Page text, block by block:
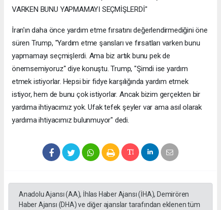
VARKEN BUNU YAPMAMAYI SEÇMİŞLERDİ"
İran'ın daha önce yardım etme fırsatını değerlendirmediğini öne
süren Trump, "Yardım etme şansları ve fırsatları varken bunu
yapmamayı seçmişlerdi. Ama biz artık bunu pek de
önemsemiyoruz" diye konuştu. Trump, "Şimdi ise yardım
etmek istiyorlar. Hepsi bir fidye karşılığında yardım etmek
istiyor, hem de bunu çok istiyorlar. Ancak bizim gerçekten bir
yardıma ihtiyacımız yok. Ufak tefek şeyler var ama asıl olarak
yardıma ihtiyacımız bulunmuyor" dedi.
Anadolu Ajansı (AA), İhlas Haber Ajansı (İHA), Demirören
Haber Ajansı (DHA) ve diğer ajanslar tarafından eklenen tüm